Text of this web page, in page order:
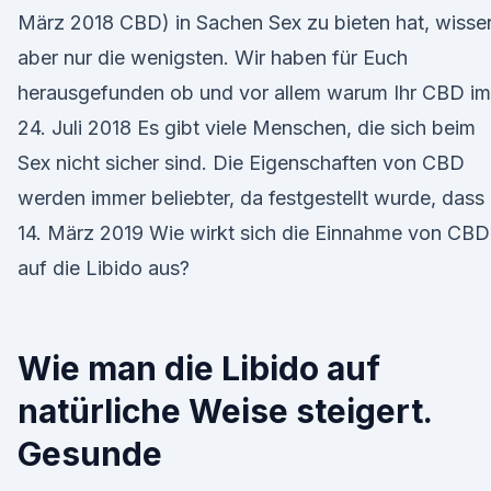
März 2018 CBD) in Sachen Sex zu bieten hat,
aber nur die wenigsten. Wir haben für Euch
herausgefunden ob und vor allem warum Ihr CBD
24. Juli 2018 Es gibt viele Menschen, die sich beim
Sex nicht sicher sind. Die Eigenschaften von CBD
werden immer beliebter, da festgestellt wurde, dass
14. März 2019 Wie wirkt sich die Einnahme von CBD
auf die Libido aus?
Wie man die Libido auf
natürliche Weise steigert.
Gesunde